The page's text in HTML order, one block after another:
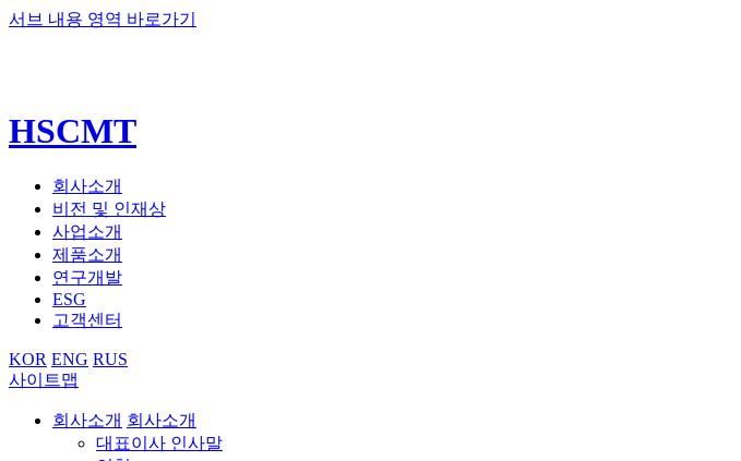
서브 내용 영역 바로가기
HSCMT
회사소개
비전 및 인재상
사업소개
제품소개
연구개발
ESG
고객센터
KOR ENG RUS
사이트맵
회사소개 회사소개
대표이사 인사말